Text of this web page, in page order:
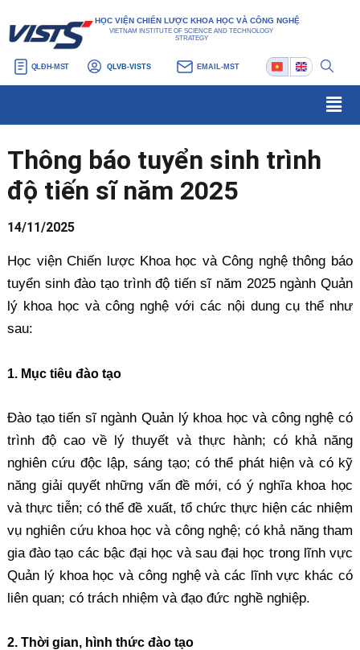
tới
nội
dung
HỌC VIỆN CHIẾN LƯỢC KHOA HỌC VÀ CÔNG NGHỆ
VIETNAM INSTITUTE OF SCIENCE AND TECHNOLOGY
STRATEGY
QLĐH-MST QLVB-VISTS EMAIL-MST
Thông báo tuyển sinh trình
độ tiến sĩ năm 2025
14/11/2025
Học viện Chiến lược Khoa học và Công nghệ thông báo
tuyển sinh đào tạo trình độ tiến sĩ năm 2025 ngành Quản
lý khoa học và công nghệ với các nội dung cụ thể như
sau:
1. Mục tiêu đào tạo
Đào tạo tiến sĩ ngành Quản lý khoa học và công nghệ có
trình độ cao về lý thuyết và thực hành; có khả năng
nghiên cứu độc lập, sáng tạo; có thể phát hiện và có kỹ
năng giải quyết những vấn đề mới, có ý nghĩa khoa học
và thực tiễn; có thể đề xuất, tổ chức thực hiện các nhiệm
vụ nghiên cứu khoa học và công nghệ; có khả năng tham
gia đào tạo các bậc đại học và sau đại học trong lĩnh vực
Quản lý khoa học và công nghệ và các lĩnh vực khác có
liên quan; có trách nhiệm và đạo đức nghề nghiệp.
2. Thời gian, hình thức đào tạo
hướng
bài
viết